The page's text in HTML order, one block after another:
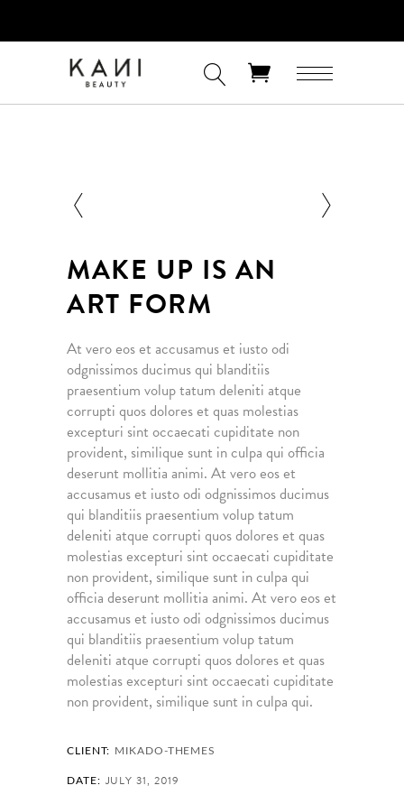
MAKE UP IS AN
ART FORM
At vero eos et accusamus et iusto odi
odgnissimos ducimus qui blanditiis
praesentium volup tatum deleniti atque
corrupti quos dolores et quas molestias
excepturi sint occaecati cupiditate non
provident, similique sunt in culpa qui officia
deserunt mollitia animi. At vero eos et
accusamus et iusto odi odgnissimos ducimus
qui blanditiis praesentium volup tatum
deleniti atque corrupti quos dolores et quas
molestias excepturi sint occaecati cupiditate
non provident, similique sunt in culpa qui
officia deserunt mollitia animi. At vero eos et
accusamus et iusto odi odgnissimos ducimus
qui blanditiis praesentium volup tatum
deleniti atque corrupti quos dolores et quas
molestias excepturi sint occaecati cupiditate
non provident, similique sunt in culpa qui.
CLIENT: MIKADO-THEMES
DATE: JULY 31, 2019